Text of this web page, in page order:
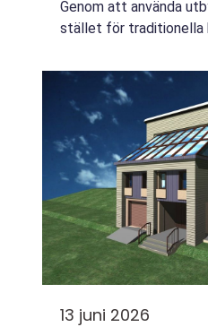
Genom att använda
stället för traditionella
mer förutsägbar
13 juni 2026